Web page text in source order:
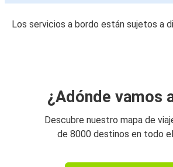
Los servicios a bordo están sujetos a
¿Adónde vamos
Descubre nuestro mapa de
de 8000 destinos en todo